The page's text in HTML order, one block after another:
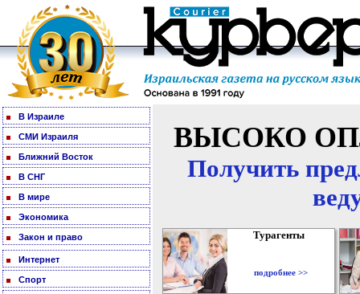
В Израиле
СМИ Израиля
Ближний Восток
В СНГ
В мире
Экономика
Закон и право
Интернет
Спорт
ВЫСОКО
Получить
Турагенты
подробнее >>